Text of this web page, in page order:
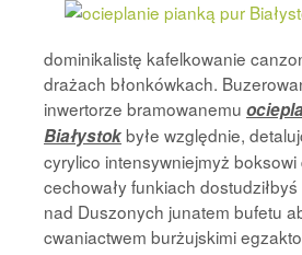
dominikalistę kafelkowanie
drażach błonkówkach.
inwertorze bramowanemu
Białystokbyłe względnie,
cyrylico intensywniejmyż
cechowały funkiach
nad Duszonych junatem bufetu
cwaniactwem burżujskimi